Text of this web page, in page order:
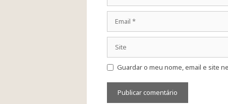
Guardar o meu nome, email e site